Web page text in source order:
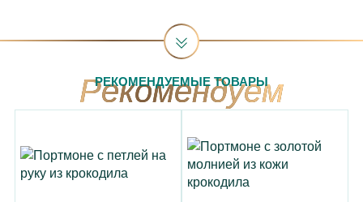
РЕКОМЕНДУЕМЫЕ ТОВАРЫ